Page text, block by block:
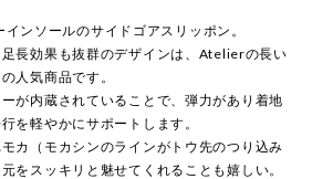
ンソールのサイドゴアスリッポン。
長効果も抜群のデザインは、Atelierの長い
人気商品です。
が内蔵されていることで、弾力があり着地
を軽やかにサポートします。
カ（モカシンのラインがトウ先のつり込み
をスッキリと魅せてくれることも嬉しい。